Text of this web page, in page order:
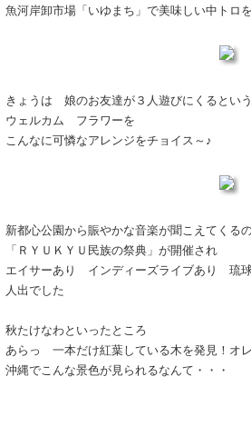
魚河岸卸市場「いゆまち」で美味しい中トロ
きょうは 娘のお友達が３人遊びにくるとい
ウェルカム フラワーを
こんなに可憐なアレンジをチョイス～♪
新都心公園から賑やかな音楽が聞こえてくる
「ＲＹＵＫＹＵ民族の祭典」が開催され
エイサーあり インディーズライブあり 琉
人出でした
秋たけなわといったところ
あらっ 一本だけ紅葉している木を発見！オ
沖縄でこんな景色が見られるなんて・・・